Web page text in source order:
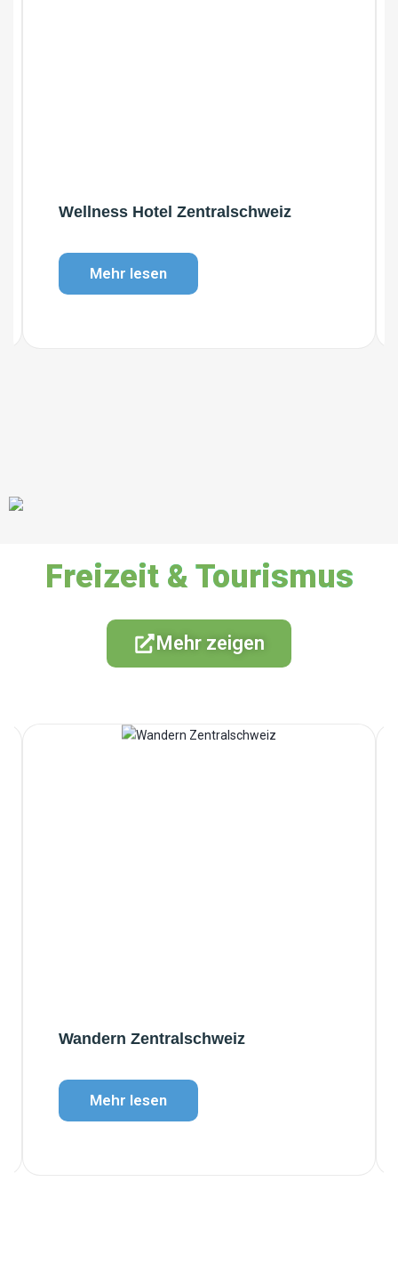
Wellness Hotel Zentralschweiz
Mehr lesen
Freizeit & Tourismus
Mehr zeigen
Wandern Zentralschweiz
Mehr lesen